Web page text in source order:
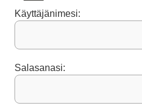
Käyttäjänimesi:
Salasanasi: